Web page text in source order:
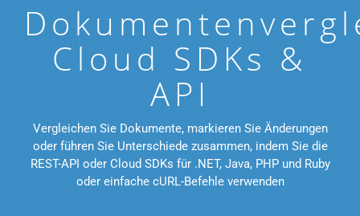
Cloud SDKs &
API
Vergleichen Sie Dokumente, markieren Sie Änderungen
oder führen Sie Unterschiede zusammen, indem Sie die
REST-API oder Cloud SDKs für .NET, Java, PHP und Ruby
oder einfache cURL-Befehle verwenden